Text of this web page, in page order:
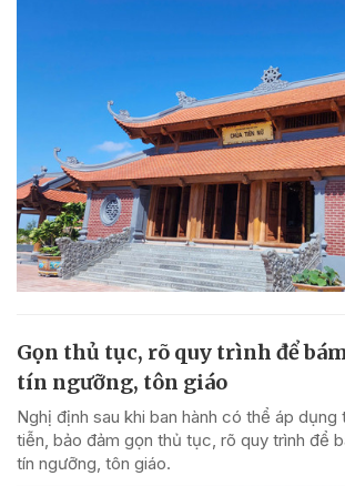
Gọn thủ tục, rõ quy trình để
tín ngưỡng, tôn giáo
Nghị định sau khi ban hành có thể áp
tiễn, bảo đảm gọn thủ tục, rõ quy trình để
tín ngưỡng, tôn giáo.